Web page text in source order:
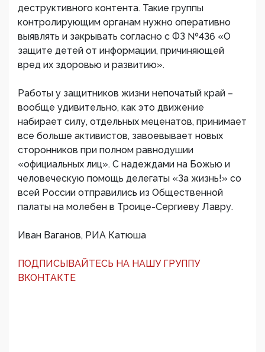
деструктивного контента. Такие группы
контролирующим органам нужно оперативно
выявлять и закрывать согласно с ФЗ №436 «О
защите детей от информации, причиняющей
вред их здоровью и развитию».
Работы у защитников жизни непочатый край –
вообще удивительно, как это движение
набирает силу, отдельных меценатов, принимает
все больше активистов, завоевывает новых
сторонников при полном равнодушии
«официальных лиц». С надеждами на Божью и
человеческую помощь делегаты «За жизнь!» со
всей России отправились из Общественной
палаты на молебен в Троице-Сергиеву Лавру.
Иван Ваганов, РИА Катюша
ПОДПИСЫВАЙТЕСЬ НА НАШУ ГРУППУ
ВКОНТАКТЕ